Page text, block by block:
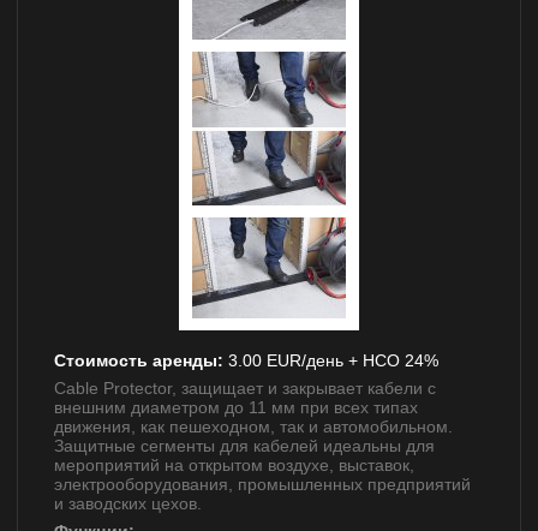
Стоимость аренды: 3.00 EUR/день + НСО 24%
Cable Protector, защищает и закрывает кабели с
внешним диаметром до 11 мм при всех типах
движения, как пешеходном, так и автомобильном.
Защитные сегменты для кабелей идеальны для
мероприятий на открытом воздухе, выставок,
электрооборудования, промышленных предприятий
и заводских цехов.